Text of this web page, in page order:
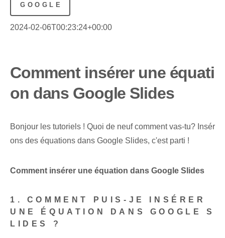
GOOGLE
2024-02-06T00:23:24+00:00
Comment insérer une équati
on dans Google Slides
Bonjour les tutoriels ! Quoi de neuf comment vas-tu? Insér
ons des équations dans Google Slides, c'est parti !
Comment insérer une équation dans Google Slides
1. COMMENT PUIS-JE INSÉRER
UNE ÉQUATION DANS GOOGLE S
LIDES ?